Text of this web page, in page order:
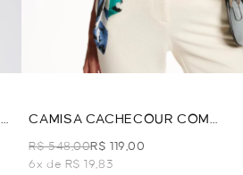
CAMISA CACHECOUR COM
AMARRAÇÃO - AZUL
R$ 548,00R$ 119,00
6x de R$ 19,83